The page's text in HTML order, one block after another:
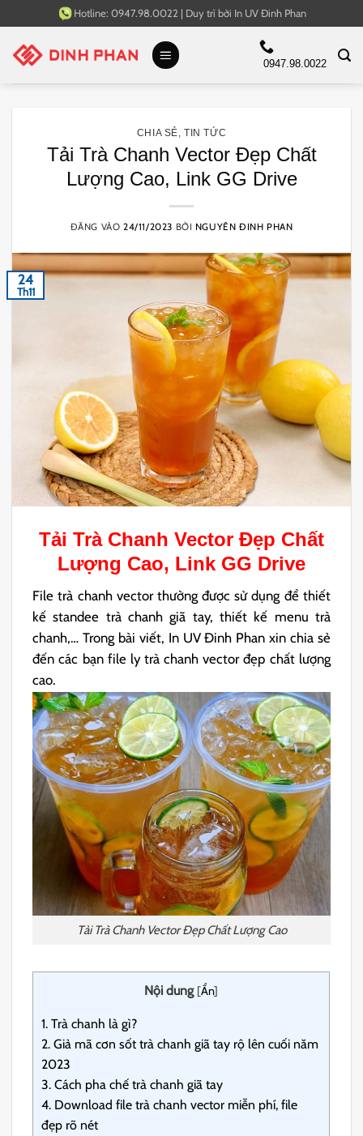
qua
nội
Hotline: 0947.98.0022 | Duy trì bởi In UV Đinh Phan
0947.98.0022
CHIA SẺ ,TIN TỨC
Tải Trà Chanh Vector Đẹp Chất
Lượng Cao, Link GG Drive
ĐĂNG VÀO24/11/2023 BỞI NGUYÊN ĐINH PHAN
24
Th11
Tải Trà Chanh Vector Đẹp Chất
Lượng Cao, Link GG Drive
File trà chanh vector thường được sử dụng để thiết
kế standee trà chanh giã tay, thiết kế menu trà
chanh,… Trong bài viết, In UV Đinh Phan xin chia sẻ
đến các bạn file ly trà chanh vector đẹp chất lượng
cao.
Tải Trà Chanh Vector Đẹp Chất Lượng Cao
Nội dung [Ẩn]
1. Trà chanh là gì?
2. Giả mã cơn sốt trà chanh giã tay rộ lên cuối năm
2023
3. Cách pha chế trà chanh giã tay
4. Download file trà chanh vector miễn phí, file
đẹp rõ nét